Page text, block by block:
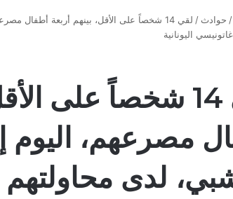
/ حوادث /
لقي 14 شخصاً على الأقل، بينهم أربعة أطفال
اليونانية
لقي 14 شخصاً على
مصرعهم، اليوم
لدى